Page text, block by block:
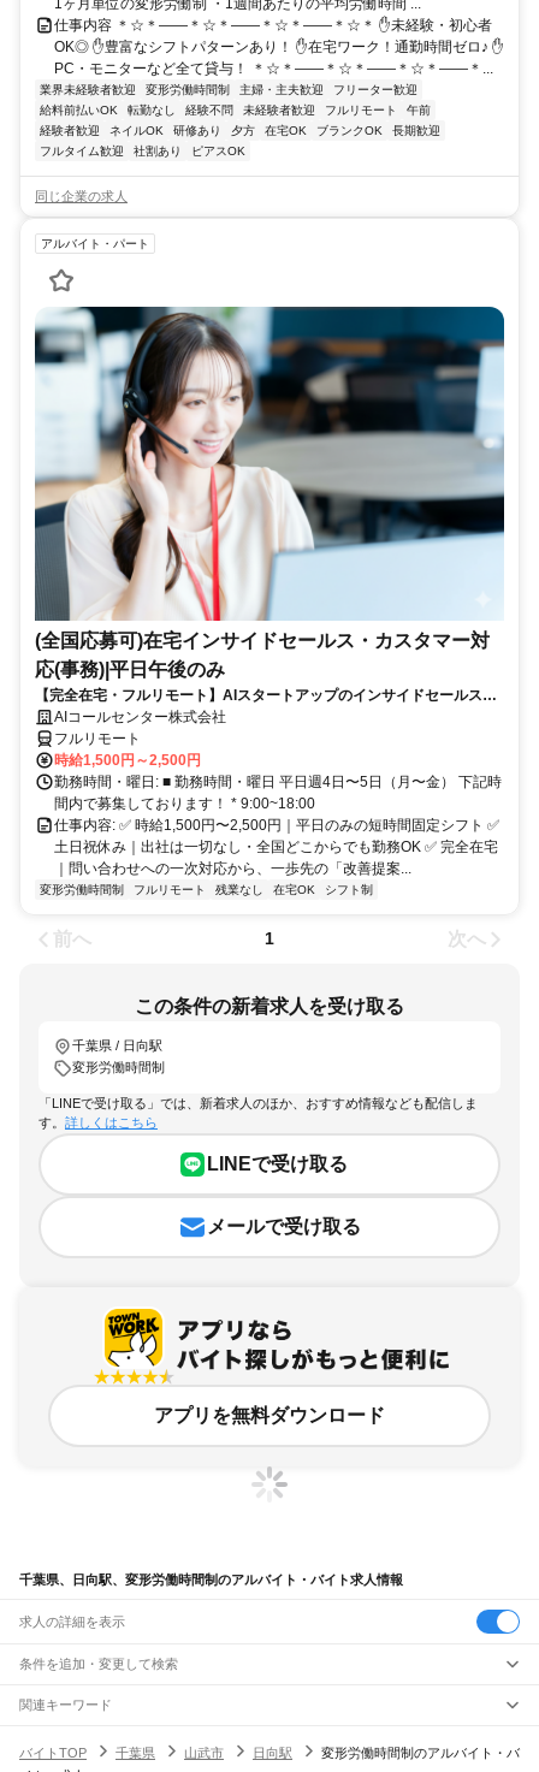
1ヶ月単位の変形労働制 ・1週間あたりの平均労働時間 ...
仕事内容 ＊☆＊――＊☆＊――＊☆＊――＊☆＊ ✋未経験・初心者
OK◎ ✋豊富なシフトパターンあり！ ✋在宅ワーク！通勤時間ゼロ♪ ✋
PC・モニターなど全て貸与！ ＊☆＊――＊☆＊――＊☆＊――＊...
業界未経験者歓迎 変形労働時間制 主婦・主夫歓迎
フリーター歓迎
給料前払いOK
転勤なし 経験不問 未経験者歓迎 フルリモート
午前
経験者歓迎
ネイルOK 研修あり 夕方 在宅OK ブランクOK
長期歓迎
フルタイム歓迎
社割あり ピアスOK
同じ企業の求人
アルバイト・パート
(全国応募可)在宅インサイドセールス・カスタマー対
応(事務)|平日午後のみ
【完全在宅・フルリモート】AIスタートアップのインサイドセールス実
務メンバー（問い合わせ対応・日程調整）
AIコールセンター株式会社
フルリモート
時給1,500円～2,500円
勤務時間・曜日: ■ 勤務時間・曜日 平日週4日〜5日（月〜金） 下記時
間内で募集しております！ * 9:00~18:00
仕事内容: ✅ 時給1,500円〜2,500円｜平日のみの短時間固定シフト ✅
土日祝休み｜出社は一切なし・全国どこからでも勤務OK ✅ 完全在宅
｜問い合わせへの一次対応から、一歩先の「改善提案...
変形労働時間制 フルリモート 残業なし 在宅OK シフト制
前へ 1 次へ
この条件の新着求人を受け取る
千葉県 / 日向駅
変形労働時間制
「LINEで受け取る」では、新着求人のほか、おすすめ情報なども配信しま
す。 詳しくはこちら
LINEで受け取る
メールで受け取る
アプリを無料ダウンロード
千葉県、日向駅、変形労働時間制のアルバイト・バイト求人情報
求人の詳細を表示
条件を追加・変更して検索
市区町村を追加・変更
千葉県すべて
駅を追加・変更
関連キーワード
バイトTOP
千葉県 山武市 日向駅
変形労働時間制のアルバイト・バ